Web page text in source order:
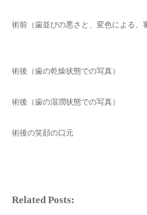
術前（歯並びの悪さと、変色による、
術後（歯の乾燥状態での写真）
術後（歯の湿潤状態での写真）
術後の笑顔の口元
Related Posts:
ご予約・お問い合わせ